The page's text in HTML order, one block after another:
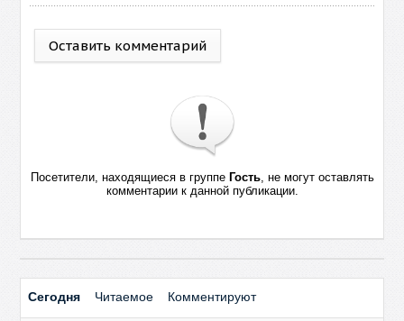
Оставить комментарий
Посетители, находящиеся в группе Гость, не могут оставлять
комментарии к данной публикации.
Сегодня Читаемое Комментируют